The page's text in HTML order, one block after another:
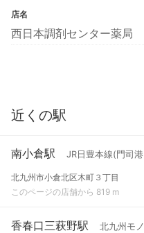
店名
西日本調剤センター薬局
近くの駅
南小倉駅 JR日豊本線(門司
北九州市小倉北区木町３丁目
このページの店舗から 819 m
香春口三萩野駅 北九州モ